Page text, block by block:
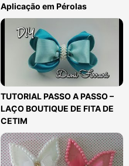
Aplicação em Pérolas
TUTORIAL PASSO A PASSO –
LAÇO BOUTIQUE DE FITA DE
CETIM